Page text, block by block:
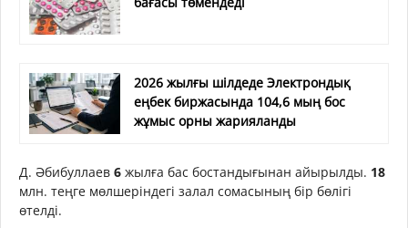
2026 жылғы шілдеде Электрондық
еңбек биржасында 104,6 мың бос
жұмыс орны жарияланды
Д. Әбибуллаев 6 жылға бас бостандығынан айырылды. 18
млн. теңге мөлшеріндегі залал сомасының бір бөлігі
өтелді.